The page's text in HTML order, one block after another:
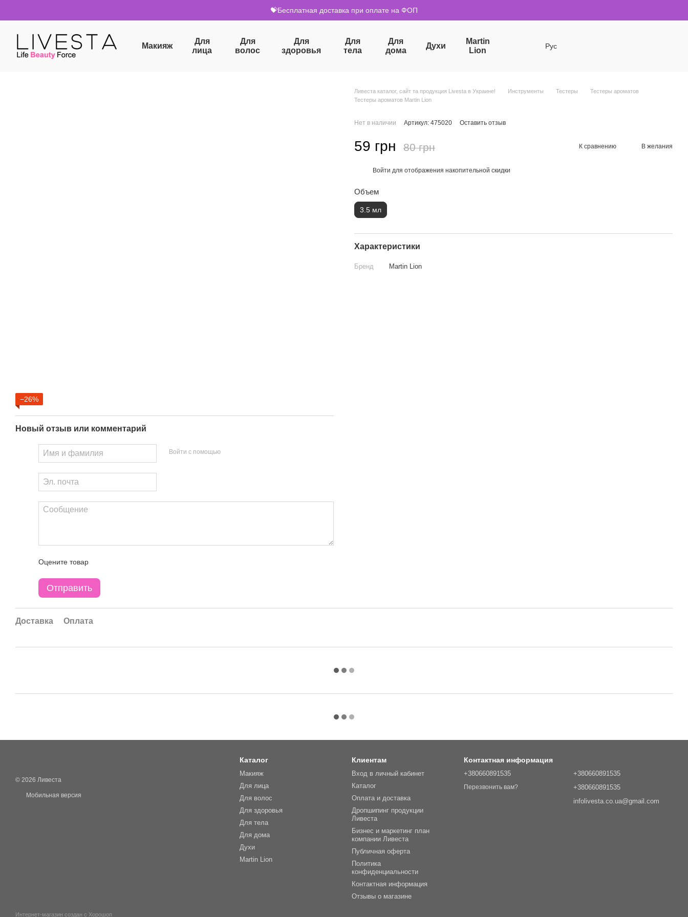
💝Бесплатная доставка при оплате на ФОП
Макияж
Для
лица
Для
волос
Для
здоровья
Для
тела
Для
дома
Духи
Martin
Lion
Рус
−26%
Новый отзыв или комментарий
Войти с помощью
Оцените товар
Отправить
Ливеста каталог, сайт та продукция Livesta в Украине! Инструменты Тестеры
Тестеры ароматов
Тестеры ароматов Martin Lion
Нет в наличии Артикул: 475020 Оставить отзыв
59 грн 80 грн К сравнению В желания
Войти для отображения накопительной скидки
Объем
3.5 мл
Характеристики
Бренд Martin Lion
Доставка Оплата
© 2026 Ливеста
Мобильная версия
Интернет-магазин создан с Хорошоп
Каталог
Макияж
Для лица
Для волос
Для здоровья
Для тела
Для дома
Духи
Martin Lion
Клиентам
Вход в личный кабинет
Каталог
Оплата и доставка
Дропшипинг продукции
Ливеста
Бизнес и маркетинг план
компании Ливеста
Публичная оферта
Политика
конфиденциальности
Контактная информация
Отзывы о магазине
Контактная информация
+380660891535
Перезвонить вам?
+380660891535
+380660891535
infolivesta.co.ua@gmail.com